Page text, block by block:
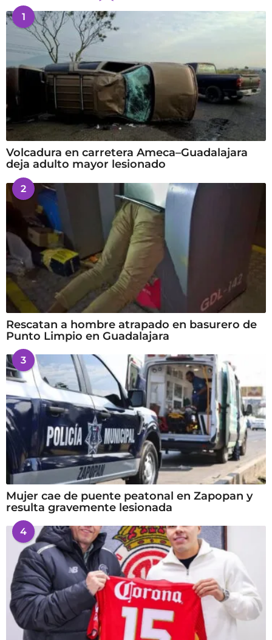
1
Volcadura en carretera Ameca–Guadalajara
deja adulto mayor lesionado
2
Rescatan a hombre atrapado en basurero de
Punto Limpio en Guadalajara
3
Mujer cae de puente peatonal en Zapopan y
resulta gravemente lesionada
4